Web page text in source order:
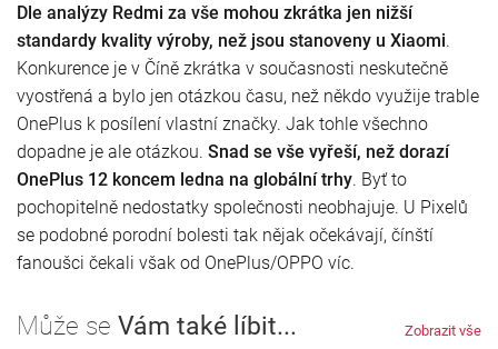
Dle analýzy Redmi za vše mohou zkrátka jen nižší
standardy kvality výroby, než jsou stanoveny u Xiaomi.
Konkurence je v Číně zkrátka v současnosti neskutečně
vyostřená a bylo jen otázkou času, než někdo využije trable
OnePlus k posílení vlastní značky. Jak tohle všechno
dopadne je ale otázkou. Snad se vše vyřeší, než dorazí
OnePlus 12 koncem ledna na globální trhy. Byť to
pochopitelně nedostatky společnosti neobhajuje. U Pixelů
se podobné porodní bolesti tak nějak očekávají, čínští
fanoušci čekali však od OnePlus/OPPO víc.
Může se Vám také líbit... Zobrazit vše